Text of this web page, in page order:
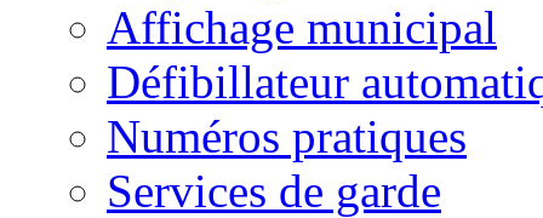
Affichage municipal
Défibillateur
Numéros pratiques
Services de garde